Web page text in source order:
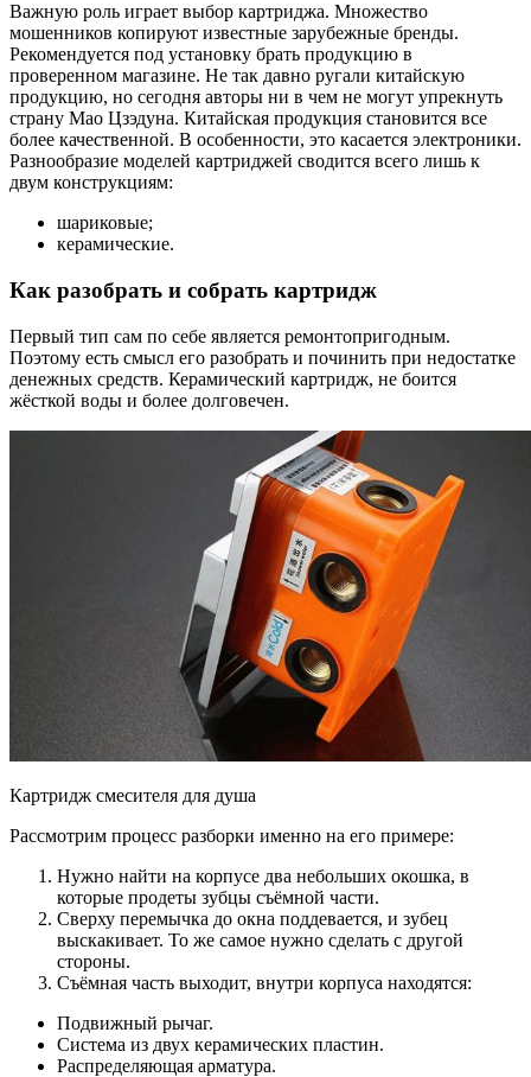
Важную роль играет выбор картриджа. Множество
мошенников копируют известные зарубежные бренды.
Рекомендуется под установку брать продукцию в
проверенном магазине. Не так давно ругали китайскую
продукцию, но сегодня авторы ни в чем не могут упрекнуть
страну Мао Цзэдуна. Китайская продукция становится все
более качественной. В особенности, это касается электроники.
Разнообразие моделей картриджей сводится всего лишь к
двум конструкциям:
шариковые;
керамические.
Как разобрать и собрать картридж
Первый тип сам по себе является ремонтопригодным.
Поэтому есть смысл его разобрать и починить при недостатке
денежных средств. Керамический картридж, не боится
жёсткой воды и более долговечен.
Картридж смесителя для душа
Рассмотрим процесс разборки именно на его примере:
Нужно найти на корпусе два небольших окошка, в
которые продеты зубцы съёмной части.
Сверху перемычка до окна поддевается, и зубец
выскакивает. То же самое нужно сделать с другой
стороны.
Съёмная часть выходит, внутри корпуса находятся:
Подвижный рычаг.
Система из двух керамических пластин.
Распределяющая арматура.